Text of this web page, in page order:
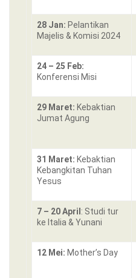
28 Jan: Pelantikan
Majelis & Komisi 2024
24 – 25 Feb:
Konferensi Misi
29 Maret: Kebaktian
Jumat Agung
31 Maret: Kebaktian
Kebangkitan Tuhan
Yesus
7 – 20 April : Studi tur
ke Italia & Yunani
12 Mei: Mother’s Day